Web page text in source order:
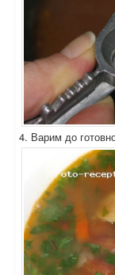
4. Варим до